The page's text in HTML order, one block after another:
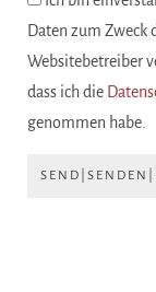
Daten zum Zweck
Websitebetreiber
dass ich die
genommen habe.